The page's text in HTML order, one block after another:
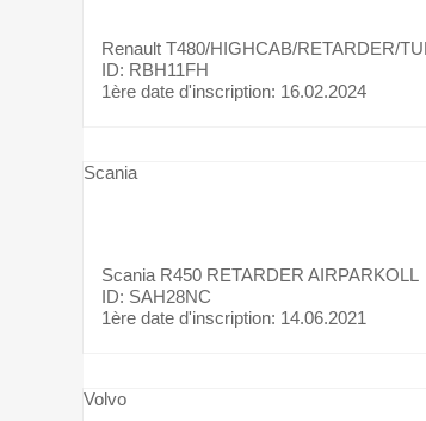
Renault T480/HIGHCAB/RETARDER/
ID: RBH11FH
1ère date d'inscription: 16.02.2024
Scania
Scania R450 RETARDER AIRPARKOLL
ID: SAH28NC
1ère date d'inscription: 14.06.2021
Volvo